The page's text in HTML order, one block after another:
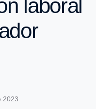
laboral
2023